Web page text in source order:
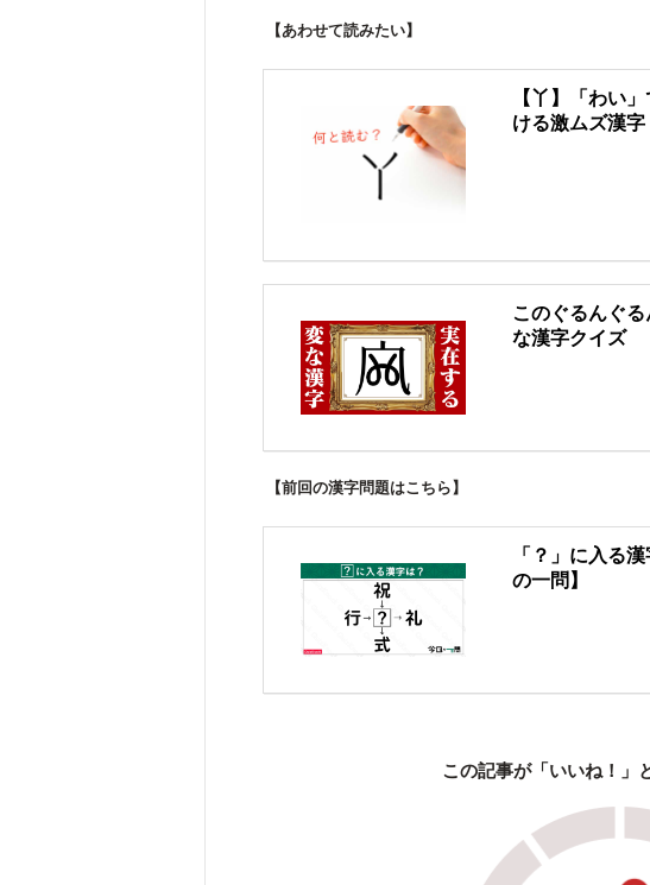
【あわせて読みたい】
【丫】「わい
ける激ムズ漢字
このぐるんぐ
な漢字クイズ
【前回の漢字問題はこちら】
「？」に入る
の一問】
この記事が「いいね！」